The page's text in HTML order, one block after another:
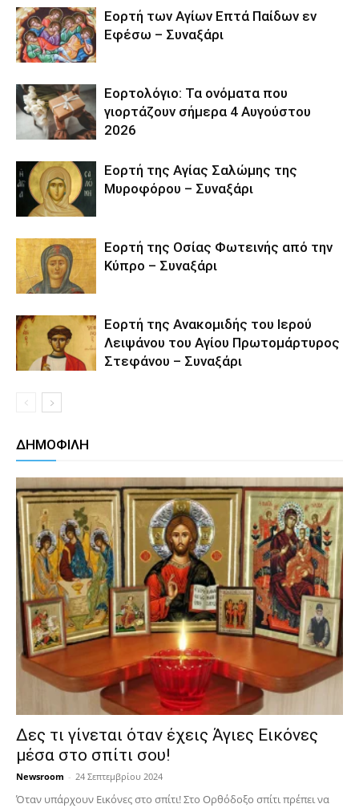
Εορτή των Αγίων Επτά Παίδων εν
Εφέσω – Συναξάρι
Εορτολόγιο: Τα ονόματα που
γιορτάζουν σήμερα 4 Αυγούστου
2026
Εορτή της Αγίας Σαλώμης της
Μυροφόρου – Συναξάρι
Εορτή της Οσίας Φωτεινής από την
Κύπρο – Συναξάρι
Εορτή της Ανακομιδής του Ιερού
Λειψάνου του Αγίου Πρωτομάρτυρος
Στεφάνου – Συναξάρι
ΔΗΜΟΦΙΛΗ
Δες τι γίνεται όταν έχεις Άγιες Εικόνες
μέσα στο σπίτι σου!
Newsroom - 24 Σεπτεμβρίου 2024
Όταν υπάρχουν Εικόνες στο σπίτι! Στο Ορθόδοξο σπίτι πρέπει να